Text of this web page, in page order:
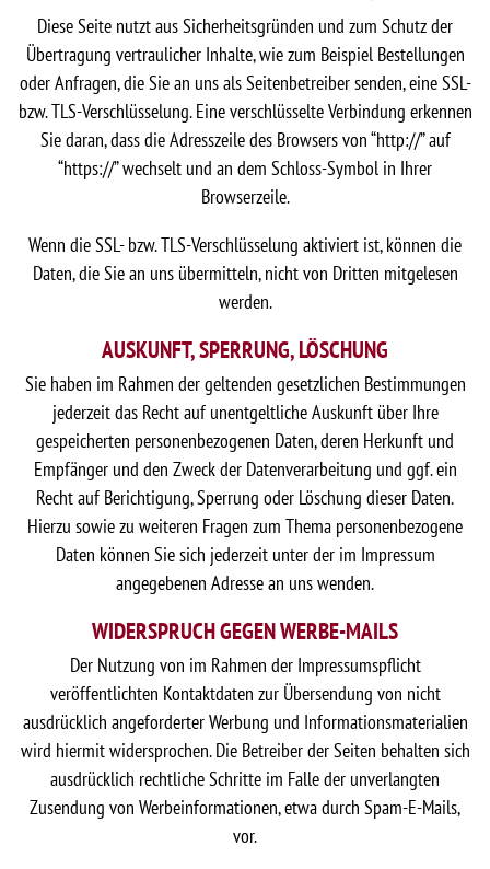
Diese Seite nutzt aus Sicherheitsgründen und zum Schutz der
Übertragung vertraulicher Inhalte, wie zum Beispiel Bestellungen
oder Anfragen, die Sie an uns als Seitenbetreiber senden, eine SSL-
bzw. TLS-Verschlüsselung. Eine verschlüsselte Verbindung erkennen
Sie daran, dass die Adresszeile des Browsers von “http://” auf
“https://” wechselt und an dem Schloss-Symbol in Ihrer
Browserzeile.
Wenn die SSL- bzw. TLS-Verschlüsselung aktiviert ist, können die
Daten, die Sie an uns übermitteln, nicht von Dritten mitgelesen
werden.
AUSKUNFT, SPERRUNG, LÖSCHUNG
Sie haben im Rahmen der geltenden gesetzlichen Bestimmungen
jederzeit das Recht auf unentgeltliche Auskunft über Ihre
gespeicherten personenbezogenen Daten, deren Herkunft und
Empfänger und den Zweck der Datenverarbeitung und ggf. ein
Recht auf Berichtigung, Sperrung oder Löschung dieser Daten.
Hierzu sowie zu weiteren Fragen zum Thema personenbezogene
Daten können Sie sich jederzeit unter der im Impressum
angegebenen Adresse an uns wenden.
WIDERSPRUCH GEGEN WERBE-MAILS
Der Nutzung von im Rahmen der Impressumspflicht
veröffentlichten Kontaktdaten zur Übersendung von nicht
ausdrücklich angeforderter Werbung und Informationsmaterialien
wird hiermit widersprochen. Die Betreiber der Seiten behalten sich
ausdrücklich rechtliche Schritte im Falle der unverlangten
Zusendung von Werbeinformationen, etwa durch Spam-E-Mails,
vor.